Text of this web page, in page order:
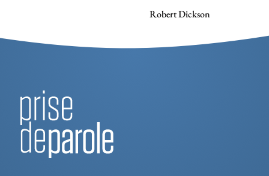
Robert Dickson